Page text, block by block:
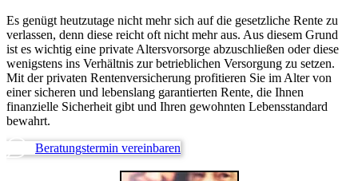
Es genügt heutzutage nicht mehr sich auf die gesetzliche Rente zu
verlassen, denn diese reicht oft nicht mehr aus. Aus diesem Grund
ist es wichtig eine private Altersvorsorge abzuschließen oder diese
wenigstens ins Verhältnis zur betrieblichen Versorgung zu setzen.
Mit der privaten Rentenversicherung profitieren Sie im Alter von
einer sicheren und lebenslang garantierten Rente, die Ihnen
finanzielle Sicherheit gibt und Ihren gewohnten Lebensstandard
bewahrt.
Beratungstermin vereinbaren